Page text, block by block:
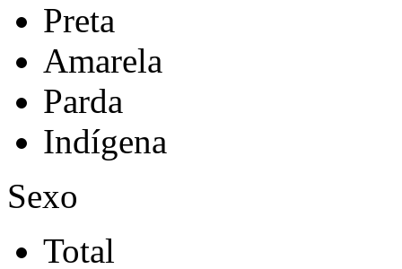
Preta
Amarela
Parda
Indígena
Sexo
Total